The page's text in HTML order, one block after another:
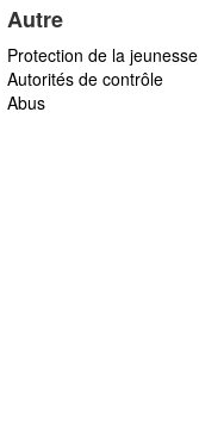
Autre
Protection de la jeunesse
Autorités de contrôle
Abus